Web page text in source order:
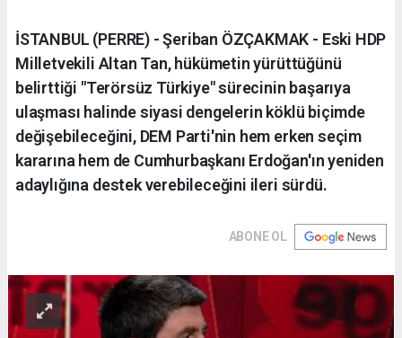
İSTANBUL (PERRE) - Şeriban ÖZÇAKMAK - Eski HDP
Milletvekili Altan Tan, hükümetin yürüttüğünü
belirttiği "Terörsüz Türkiye" sürecinin başarıya
ulaşması halinde siyasi dengelerin köklü biçimde
değişebileceğini, DEM Parti'nin hem erken seçim
kararına hem de Cumhurbaşkanı Erdoğan'ın yeniden
adaylığına destek verebileceğini ileri sürdü.
ABONE OL